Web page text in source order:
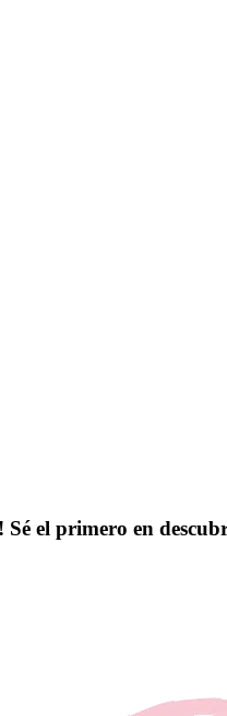
el primero en